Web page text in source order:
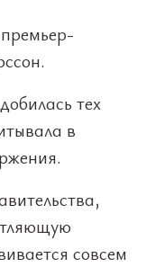
тех
в
совсем